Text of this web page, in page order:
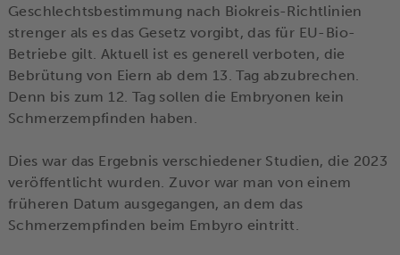
Geschlechtsbestimmung nach Biokreis-Richtlinien
strenger als es das Gesetz vorgibt, das für EU-Bio-
Betriebe gilt. Aktuell ist es generell verboten, die
Bebrütung von Eiern ab dem 13. Tag abzubrechen.
Denn bis zum 12. Tag sollen die Embryonen kein
Schmerzempfinden haben.
Dies war das Ergebnis verschiedener Studien, die 2023
veröffentlicht wurden. Zuvor war man von einem
früheren Datum ausgegangen, an dem das
Schmerzempfinden beim Embyro eintritt.